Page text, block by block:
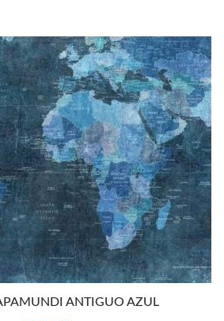
ANTIGUO AZUL